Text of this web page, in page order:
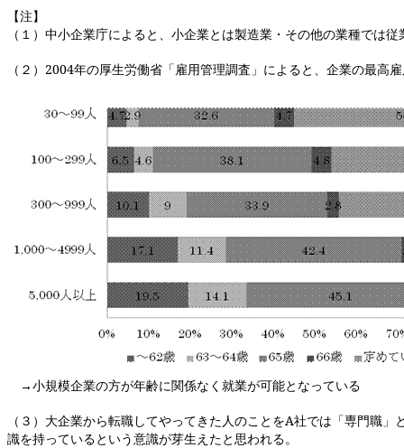
【注】
（１）中小企業庁によると、小企業とは製造業・その他の業種では従
（２） 2004年の厚生労働省「雇用管理調査」によると、企業の最高
→小規模企業の方が年齢に関係なく就業が可能となっている
（３）大企業から転職してやってきた人のことをA社では「専門職」
識を持っているという意識が芽生えたと思われる。